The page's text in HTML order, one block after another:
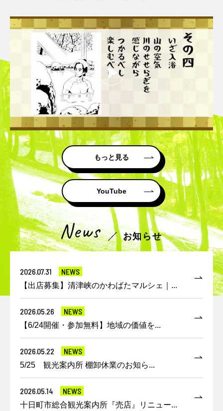
もっと見る
YouTube
お知らせ
2026.07.31 NEWS
【出店募集】清津峡のかわばたマルシェ｜...
2026.05.26 NEWS
【6/24開催・参加無料】地域の価値を...
2026.05.22 NEWS
5/25 観光案内所 棚卸休業のお知ら...
2026.05.14 NEWS
十日町市総合観光案内所『売店』リニュー...